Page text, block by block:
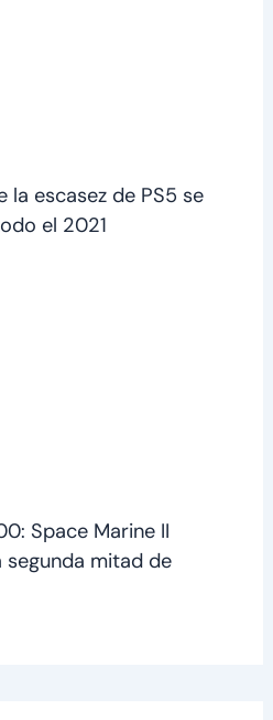
la escasez de PS5 se
el 2021
Space Marine II
mitad de